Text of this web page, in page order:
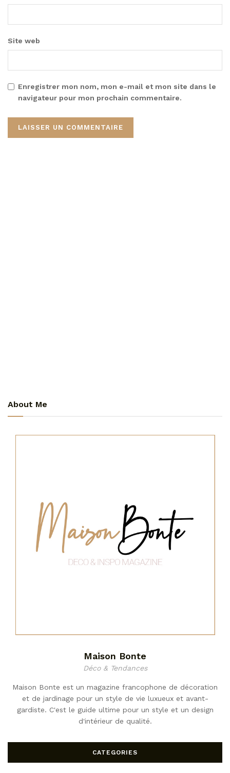
Site web
Enregistrer mon nom, mon e-mail et mon site dans le
navigateur pour mon prochain commentaire.
About Me
Maison Bonte
Déco & Tendances
Maison Bonte est un magazine francophone de décoration
et de jardinage pour un style de vie luxueux et avant-
gardiste. C'est le guide ultime pour un style et un design
d'intérieur de qualité.
CATEGORIES